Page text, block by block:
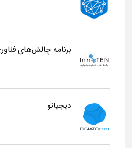
برنامه چالش‌های
دیجیاتو